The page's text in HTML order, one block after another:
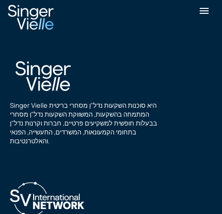
דיל סאל
Singer Vielle היא סוכנות השקעות נדל"ן מסחרי בריטית
המתמחה בהשקעות, המשווקת השקעות נדל"ן מסחרי
בבעלות חופשית למשקיעים פרטיים, חברות וקרנות נדל"ן
בתחומי הקמעונאות, המשרדים, התעשייה, הפנאי
והאלטרנטיבות.